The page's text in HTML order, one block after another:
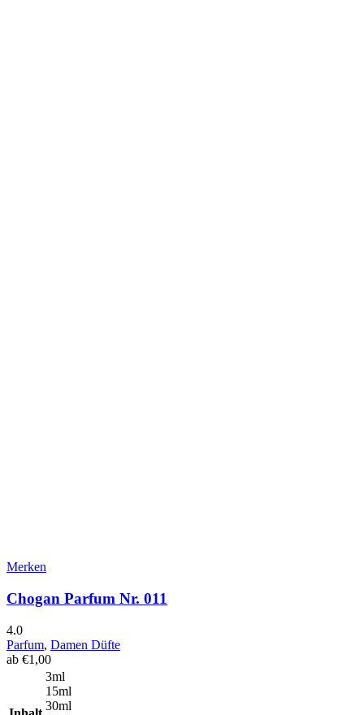
Merken
Chogan Parfum Nr. 011
4.0
Parfum, Damen Düfte
ab €1,00
3ml
15ml
30ml